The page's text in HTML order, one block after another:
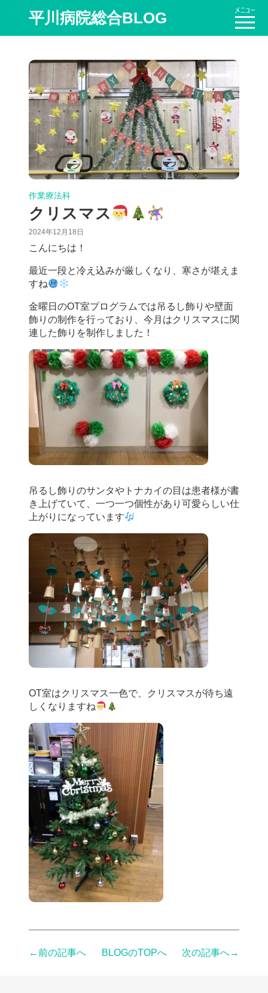
平川病院総合BLOG
作業療法科
クリスマス
2024年12月18日
こんにちは！
最近一段と冷え込みが厳しくなり、寒さが堪えま
すね
金曜日のOT室プログラムでは吊るし飾りや壁面
飾りの制作を行っており、今月はクリスマスに関
連した飾りを制作しました！
吊るし飾りのサンタやトナカイの目は患者様が書
き上げていて、一つ一つ個性があり可愛らしい仕
上がりになっています
OT室はクリスマス一色で、クリスマスが待ち遠
しくなりますね
←前の記事へ BLOGのTOPへ 次の記事へ→